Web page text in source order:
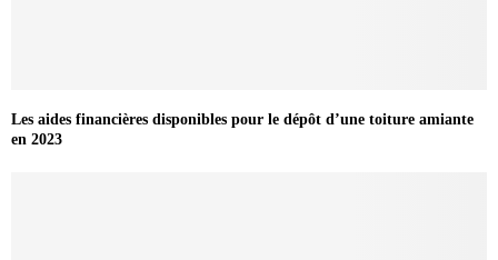
Les aides financières disponibles pour le dépôt d’une toiture amiante
en 2023